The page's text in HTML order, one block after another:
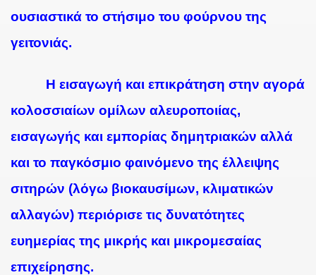
ουσιαστικά το στήσιμο του φούρνου της
γειτονιάς.
Η εισαγωγή και επικράτηση στην αγορά
κολοσσιαίων ομίλων αλευροποιίας,
εισαγωγής και εμπορίας δημητριακών αλλά
και το παγκόσμιο φαινόμενο της έλλειψης
σιτηρών (λόγω βιοκαυσίμων, κλιματικών
αλλαγών) περιόρισε τις δυνατότητες
ευημερίας της μικρής και μικρομεσαίας
επιχείρησης.